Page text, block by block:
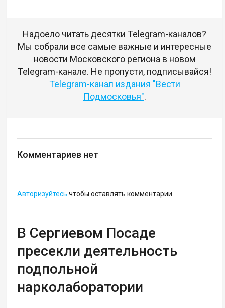
Надоело читать десятки Telegram-каналов?
Мы собрали все самые важные и интересные
новости Московского региона в новом
Telegram-канале. Не пропусти, подписывайся!
Telegram-канал издания "Вести
Подмосковья".
Комментариев нет
Авторизуйтесь чтобы оставлять комментарии
В Сергиевом Посаде
пресекли деятельность
подпольной
нарколаборатории